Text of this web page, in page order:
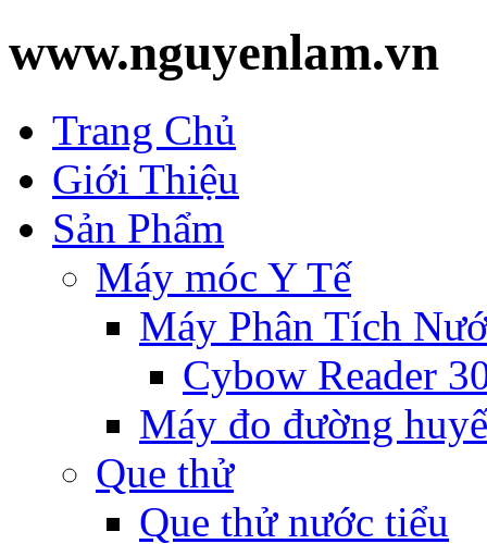
www.nguyenlam.vn
Trang Chủ
Giới Thiệu
Sản Phẩm
Máy móc Y Tế
Máy Phân Tích
Cybow Reader
Máy đo đường
Que thử
Que thử nước tiểu